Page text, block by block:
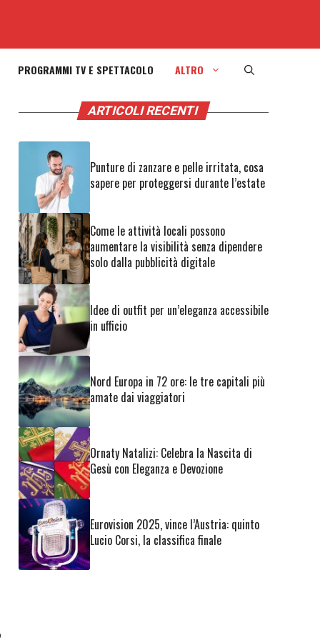
PROGRAMMI TV E SPETTACOLO ALTRO
ARTICOLI RECENTI
Punture di zanzare e pelle irritata, cosa
sapere per proteggersi durante l’estate
Come le attività locali possono
aumentare la visibilità senza dipendere
solo dalla pubblicità digitale
Idee di outfit per un’eleganza accessibile
in ufficio
Nord Europa in 72 ore: le tre capitali più
amate dai viaggiatori
Ornaty Natalizi: Celebra la Nascita di
Gesù con Eleganza e Devozione
Eurovision 2025, vince l’Austria: quinto
Lucio Corsi, la classifica finale